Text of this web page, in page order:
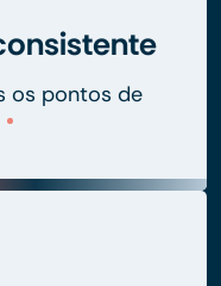
os pontos de